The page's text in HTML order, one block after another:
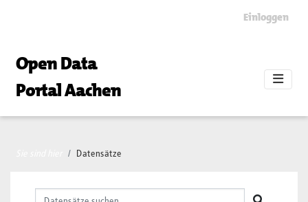
Einloggen
Open Data
Portal Aachen
Datensätze